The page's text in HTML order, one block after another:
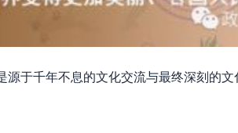
于千年不息的文化交流与最终深刻的文